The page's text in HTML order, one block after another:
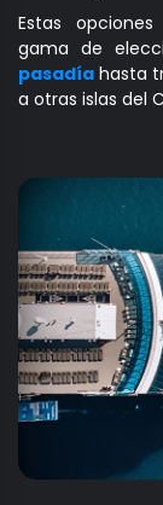
Estas
gama de
pasadía hasta
a otras islas del